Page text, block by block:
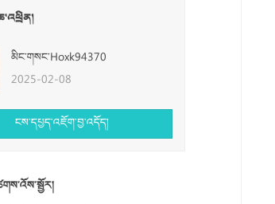
མིང་གསང་Hoxk94370
2025-02-08
ངས་དཔྱད་འཇོག་བྱ་འདོད།